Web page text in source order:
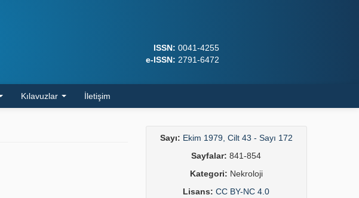
ISSN: 0041-4255
e-ISSN: 2791-6472
Kılavuzlar İletişim
Sayı: Ekim 1979, Cilt 43 - Sayı 172
Sayfalar: 841-854
Kategori: Nekroloji
Lisans: CC BY-NC 4.0